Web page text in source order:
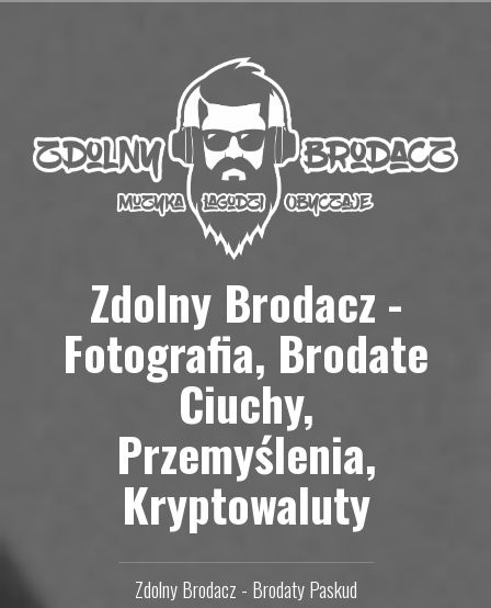
Zdolny Brodacz -
Fotografia, Brodate
Ciuchy,
Przemyślenia,
Kryptowaluty
Zdolny Brodacz - Brodaty Paskud